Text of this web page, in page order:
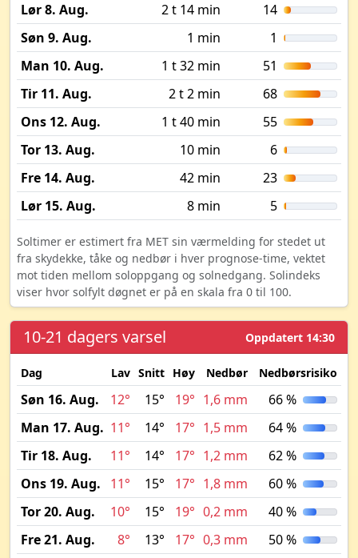
Lør 8. Aug.
2 t 14 min
14
Søn 9. Aug.
1 min
1
Man 10. Aug.
1 t 32 min
51
Tir 11. Aug.
2 t 2 min
68
Ons 12. Aug.
1 t 40 min
55
Tor 13. Aug.
10 min
6
Fre 14. Aug.
42 min
23
Lør 15. Aug.
8 min 5
Soltimer er estimert fra MET sin værmelding for stedet ut
fra skydekke, tåke og nedbør i hver prognose-time, vektet
mot tiden mellom soloppgang og solnedgang. Solindeks
viser hvor solfylt døgnet er på en skala fra 0 til 100.
10-21 dagers varsel Oppdatert 14:30
Dag Lav Snitt Høy Nedbør Nedbørsrisiko
Søn 16. Aug. 12° 15° 19° 1,6 mm
66 %
Man 17. Aug. 11° 14° 17° 1,5 mm
64 %
Tir 18. Aug.
11° 14° 17° 1,2 mm
62 %
Ons 19. Aug.
11° 15° 17° 1,8 mm
60 %
Tor 20. Aug.
10° 15° 19° 0,2 mm
40 %
Fre 21. Aug.
8° 13° 17° 0,3 mm
50 %